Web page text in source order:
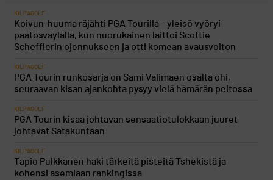
KILPAGOLF
Koivun-huuma räjähti PGA Tourilla – yleisö vyöryi
päätösväylällä, kun nuorukainen laittoi Scottie
Schefflerin ojennukseen ja otti komean avausvoiton
KILPAGOLF
PGA Tourin runkosarja on Sami Välimäen osalta ohi,
seuraavan kisan ajankohta pysyy vielä hämärän peitossa
KILPAGOLF
PGA Tourin kisaa johtavan sensaatiotulokkaan juuret
johtavat Satakuntaan
KILPAGOLF
Tapio Pulkkanen haki tärkeitä pisteitä Tshekistä ja
kohensi asemiaan rankingissa